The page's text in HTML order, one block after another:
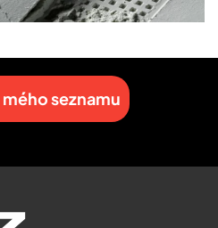
seznamu